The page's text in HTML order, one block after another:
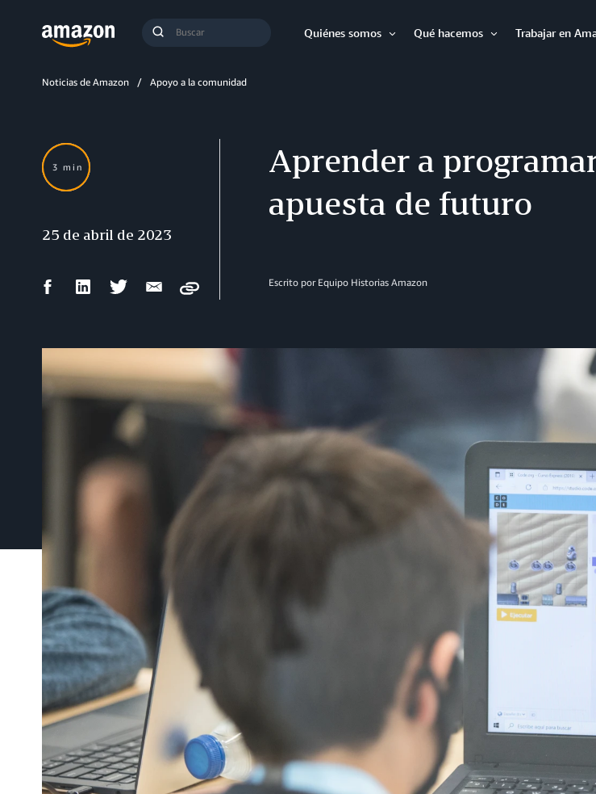
Enviar
Quiénes somos
Qué hacemos
Trabajar en
Noticias de Amazon Apoyo a la comunidad
Aprender a
apuesta de futuro
Escrito por Equipo Historias Amazon
3 min
25 de abril de 2023
CompartirCompartirCompartirCompartir
Copy